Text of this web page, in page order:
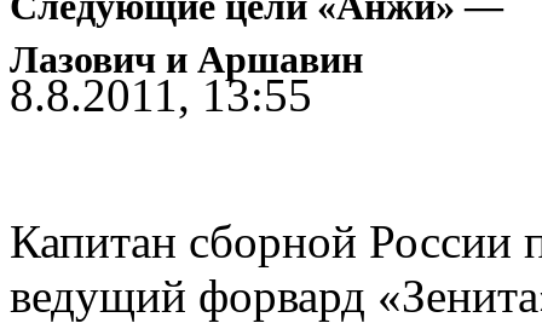
Лазович и Аршавин
8.8.2011, 13:55
Капитан сборной
ведущий форвард